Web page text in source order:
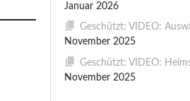
Januar 2026
Geschützt: VIDEO:
November 2025
Geschützt: VIDEO:
November 2025